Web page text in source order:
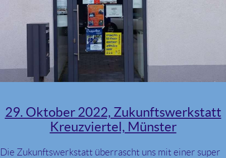
29. Oktober 2022, Zukunftswerkstatt
Kreuzviertel, Münster
Die Zukunftswerkstatt überrascht uns mit einer super